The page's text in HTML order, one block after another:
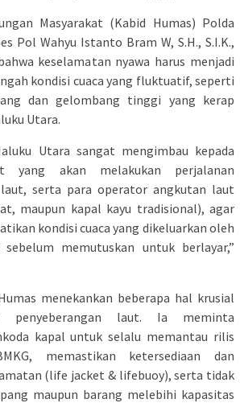
Masyarakat (Kabid Humas) Polda
Pol Wahyu Istanto Bram W, S.H., S.I.K.,
keselamatan nyawa harus menjadi
kondisi cuaca yang fluktuatif, seperti
dan gelombang tinggi yang kerap
Utara.
Utara sangat mengimbau kepada
yang akan melakukan perjalanan
serta para operator angkutan laut
maupun kapal kayu tradisional), agar
kondisi cuaca yang dikeluarkan oleh
memutuskan untuk berlayar,”
menekankan beberapa hal krusial
penyeberangan laut. Ia meminta
kapal untuk selalu memantau rilis
memastikan ketersediaan dan
(life jacket & lifebuoy), serta tidak
maupun barang melebihi kapasitas